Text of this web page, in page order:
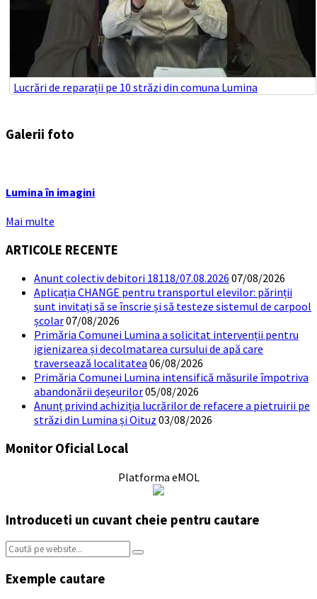
Lucrări de reparații pe 10 străzi din comuna Lumina
Galerii foto
Lumina în imagini
Mai multe
ARTICOLE RECENTE
Anunt colectiv debitori 18118/07.08.2026 07/08/2026
Aplicația CHANGE pentru transportul elevilor: părinții
sunt invitați să se înscrie și să testeze sistemul de carpool
școlar07/08/2026
Primăria Comunei Lumina a solicitat intervenții pentru
igienizarea și decolmatarea cursului de apă care
traversează localitatea 06/08/2026
Primăria Comunei Lumina intensifică măsurile împotriva
abandonării deșeurilor05/08/2026
Anunț privind achiziția lucrărilor de refacere a pietruirii pe
străzi din Lumina și Oituz 03/08/2026
Monitor Oficial Local
Platforma eMOL
Introduceti un cuvant cheie pentru cautare
Search:
Exemple cautare